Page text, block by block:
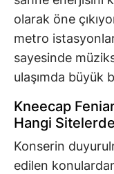
olarak öne
metro
sayesinde
ulaşımda büyük
Kneecap
Hangi
Konserin
edilen